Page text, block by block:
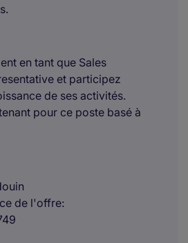
en tant que Sales
et participez
de ses activités.
pour ce poste basé à
de l'offre